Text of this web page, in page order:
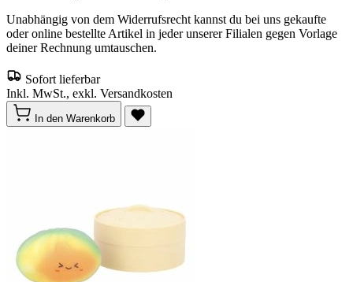
Unabhängig von dem Widerrufsrecht kannst du bei uns gekaufte
oder online bestellte Artikel in jeder unserer Filialen gegen Vorlage
deiner Rechnung umtauschen.
Sofort lieferbar
Inkl. MwSt., exkl. Versandkosten
In den Warenkorb